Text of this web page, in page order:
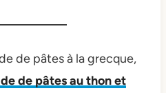
de pâtes à la grecque,
de pâtes au thon et